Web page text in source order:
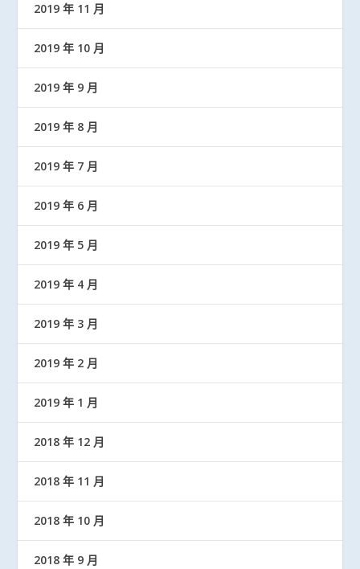
2019 年 11 月
2019 年 10 月
2019 年 9 月
2019 年 8 月
2019 年 7 月
2019 年 6 月
2019 年 5 月
2019 年 4 月
2019 年 3 月
2019 年 2 月
2019 年 1 月
2018 年 12 月
2018 年 11 月
2018 年 10 月
2018 年 9 月